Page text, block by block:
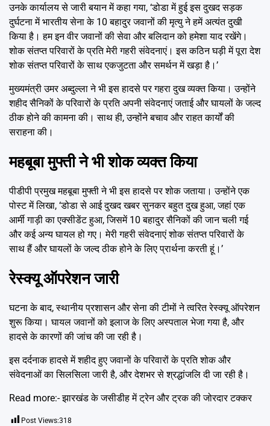
उनके कार्यालय से जारी बयान में कहा गया, ‘डोडा में हुई इस दुखद सड़क
दुर्घटना में भारतीय सेना के 10 बहादुर जवानों की मृत्यु ने हमें अत्यंत दुखी
किया है। हम इन वीर जवानों की सेवा और बलिदान को हमेशा याद रखेंगे।
शोक संतप्त परिवारों के प्रति मेरी गहरी संवेदनाएं। इस कठिन घड़ी में पूरा देश
शोक संतप्त परिवारों के साथ एकजुटता और समर्थन में खड़ा है।’
मुख्यमंत्री उमर अब्दुल्ला ने भी इस हादसे पर गहरा दुख व्यक्त किया। उन्होंने
शहीद सैनिकों के परिवारों के प्रति अपनी संवेदनाएं जताई और घायलों के जल्द
ठीक होने की कामना की। साथ ही, उन्होंने बचाव और राहत कार्यों की
सराहना की।
महबूबा मुफ्ती ने भी शोक व्यक्त किया
पीडीपी प्रमुख महबूबा मुफ्ती ने भी इस हादसे पर शोक जताया। उन्होंने एक
पोस्ट में लिखा, ‘डोडा से आई दुखद खबर सुनकर बहुत दुख हुआ, जहां एक
आर्मी गाड़ी का एक्सीडेंट हुआ, जिसमें 10 बहादुर सैनिकों की जान चली गई
और कई अन्य घायल हो गए। मेरी गहरी संवेदनाएं शोक संतप्त परिवारों के
साथ हैं और घायलों के जल्द ठीक होने के लिए प्रार्थना करती हूं।’
रेस्क्यू ऑपरेशन जारी
घटना के बाद, स्थानीय प्रशासन और सेना की टीमों ने त्वरित रेस्क्यू ऑपरेशन
शुरू किया। घायल जवानों को इलाज के लिए अस्पताल भेजा गया है, और
हादसे के कारणों की जांच की जा रही है।
इस दर्दनाक हादसे में शहीद हुए जवानों के परिवारों के प्रति शोक और
संवेदनाओं का सिलसिला जारी है, और देशभर से श्रद्धांजलि दी जा रही है।
Read more:-झारखंड के जसीडीह में ट्रेन और ट्रक की जोरदार टक्कर
Post Views:318